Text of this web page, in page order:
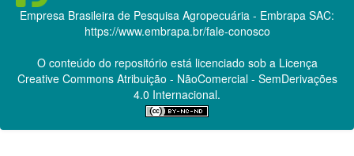
Empresa Brasileira de Pesquisa Agropecuária - Embrapa SAC:
https://www.embrapa.br/fale-conosco
O conteúdo do repositório está licenciado sob a Licença
Creative CommonsAtribuição - NãoComercial - SemDerivações
4.0 Internacional.